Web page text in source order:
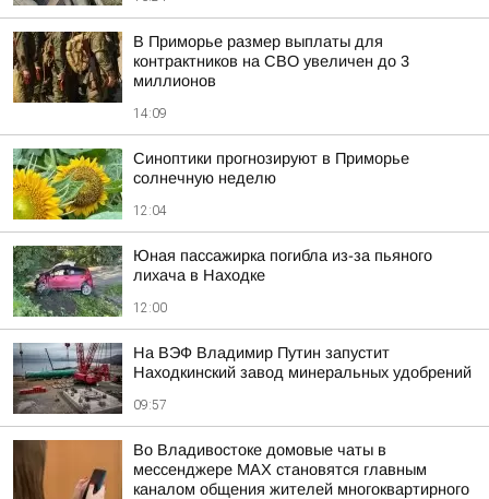
В Приморье размер выплаты для
контрактников на СВО увеличен до 3
миллионов
14:09
Синоптики прогнозируют в Приморье
солнечную неделю
12:04
Юная пассажирка погибла из-за пьяного
лихача в Находке
12:00
На ВЭФ Владимир Путин запустит
Находкинский завод минеральных удобрений
09:57
Во Владивостоке домовые чаты в
мессенджере МАХ становятся главным
каналом общения жителей многоквартирного